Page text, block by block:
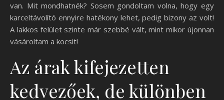
van. Mit mondhatnék? Sosem gondoltam volna, hogy egy
karceltávolító ennyire hatékony lehet, pedig bizony az volt!
A lakkos felület szinte már szebbé vált, mint mikor újonnan
vásároltam a kocsit!
Az árak kifejezetten
kedvezőek, de különben